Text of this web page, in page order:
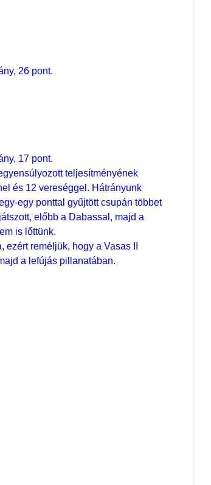
26 pont.
17 pont.
teljesítményének
és 12 vereséggel. Hátrányunk
egy ponttal gyűjtött csupán többet
előbb a Dabassal, majd a
is lőttünk.
reméljük, hogy a Vasas II
a lefújás pillanatában.